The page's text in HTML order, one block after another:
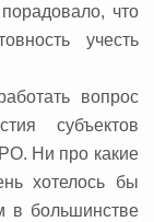
что
учесть
вопрос
субъектов
Ни про какие
хотелось бы
в большинстве